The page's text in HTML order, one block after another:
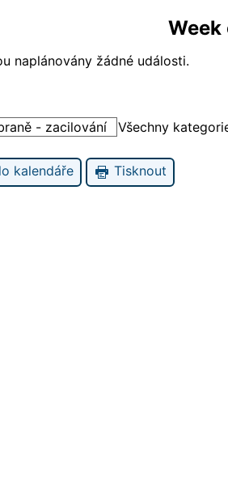
Week
naplánovány žádné události.
- zacilování Všechny
kalendáře Tisknout